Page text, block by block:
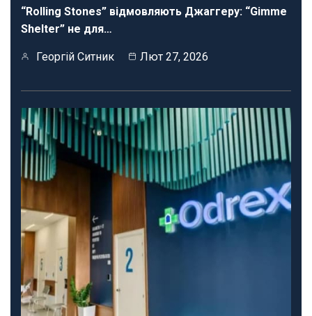
“Rolling Stones” відмовляють Джаггеру: “Gimme
Shelter” не для…
Георгій Ситник Лют 27, 2026